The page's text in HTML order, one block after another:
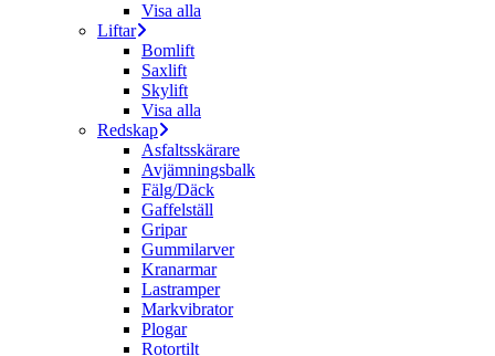
Visa alla
Liftar
Bomlift
Saxlift
Skylift
Visa alla
Redskap
Asfaltsskärare
Avjämningsbalk
Fälg/Däck
Gaffelställ
Gripar
Gummilarver
Kranarmar
Lastramper
Markvibrator
Plogar
Rotortilt